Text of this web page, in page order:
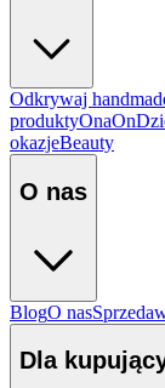
Odkrywaj
produktyOnaOn
okazjeBeauty
O nas
BlogO nas
Dla